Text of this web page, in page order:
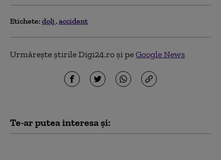
Etichete: dolj accident
Urmărește știrile Digi24.ro și peGoogle News
Te-ar putea interesa și: